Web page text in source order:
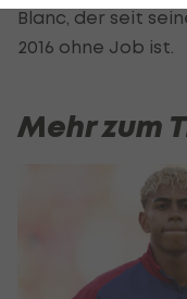
Blanc, der seit
2016 ohne Job ist.
Mehr zum